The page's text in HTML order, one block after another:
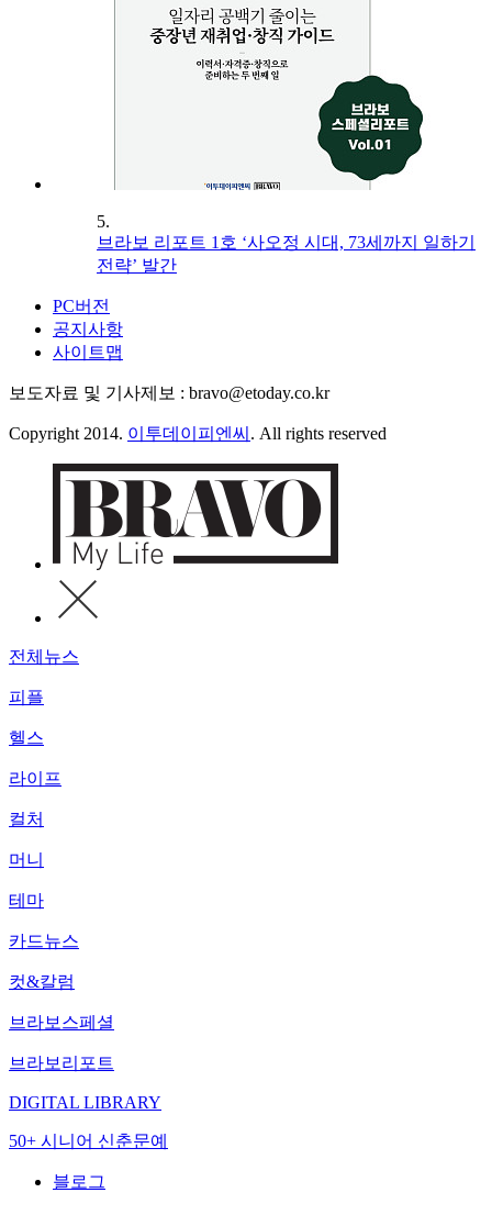
5.
브라보 리포트 1호 ‘사오정 시대, 73세까지 일하기
전략’ 발간
PC버전
공지사항
사이트맵
보도자료 및 기사제보 : bravo@etoday.co.kr
Copyright 2014. 이투데이피엔씨 . All rights reserved
전체뉴스
피플
헬스
라이프
컬처
머니
테마
카드뉴스
컷&칼럼
브라보스페셜
브라보리포트
DIGITAL LIBRARY
50+ 시니어 신춘문예
블로그